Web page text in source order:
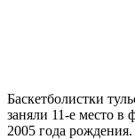
Баскетболистки
заняли 11-е место в
2005 года рождения.